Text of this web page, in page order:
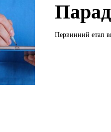
Первинний етап